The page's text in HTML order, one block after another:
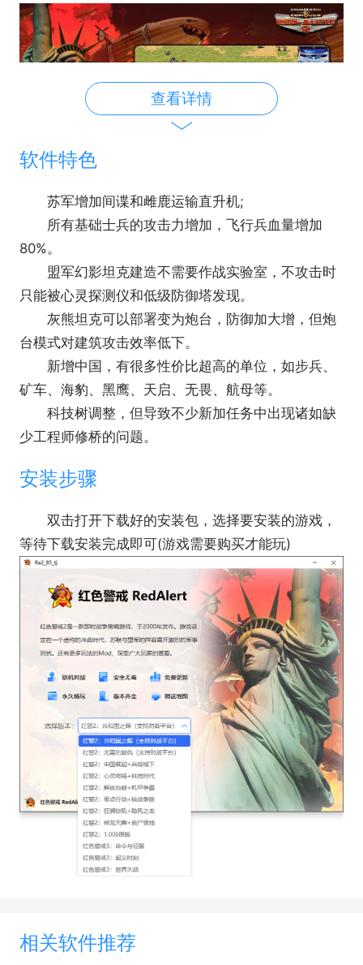
2001年，红色警戒2的资料片《尤里的复仇》发
售。资料片中增加了新阵营——尤里，但尤里阵营没
有任务关，是两派阵营的敌人;玩家只可以在遭遇战模
式中使用尤里 (但也有玩家制作尤里任务)。资料片对
游戏图像略做了改进。
游戏背景为1950的一个平行世界，在这个世界
中，爱因斯坦制造了时间机器，回到1924的兰兹伯
格，与希特勒相遇，但由于不同时间的人不能接触，
造成了希特勒在该时间线的消失。自此苏俄顺利坐
大，与西方世界在欧非大陆上争雄。武器、人物设定
多取材于第二次世界大战。
再说下后面的剧情：《红色警戒2：尤里的复
仇》是《命令与征服：红色警戒2》的资料片，于
坦杀死希特勒后，苏联与盟军开战的故事。故事大概
查看详情
软件特色
苏军增加间谍和雌鹿运输直升机;
所有基础士兵的攻击力增加，飞行兵血量增加
80%。
盟军幻影坦克建造不需要作战实验室，不攻击时
只能被心灵探测仪和低级防御塔发现。
灰熊坦克可以部署变为炮台，防御加大增，但炮
台模式对建筑攻击效率低下。
新增中国，有很多性价比超高的单位，如步兵、
矿车、海豹、黑鹰、天启、无畏、航母等。
科技树调整，但导致不少新加任务中出现诸如缺
少工程师修桥的问题。
安装步骤
双击打开下载好的安装包，选择要安装的游戏，
等待下载安装完成即可(游戏需要购买才能玩)
相关软件推荐